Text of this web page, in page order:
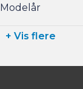
Modelår
+ Vis flere